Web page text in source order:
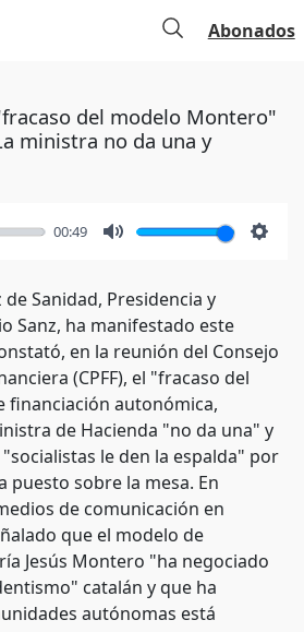
Abonados
del modelo Montero"
ministra no da una y
00:49
Sanidad, Presidencia y
Sanz, ha manifestado este
en la reunión del Consejo
(CPFF), el "fracaso del
financiación autonómica,
de Hacienda "no da una" y
le den la espalda" por
puesto sobre la mesa. En
de comunicación en
que el modelo de
Jesús Montero "ha negociado
catalán y que ha
autónomas está